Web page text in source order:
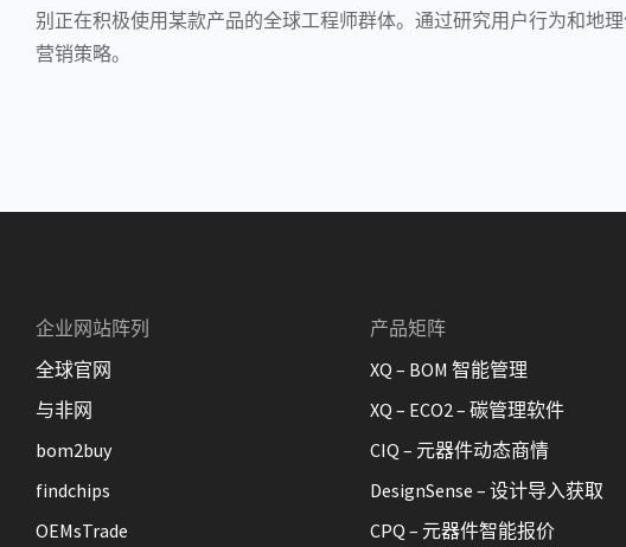
别正在积极使用某款产品的全球工程师群体。通过研究用户行为和地
营销策略。
企业网站阵列
全球官网
与非网
bom2buy
findchips
OEMsTrade
产品矩阵
XQ – BOM 智能管理
XQ – ECO2 – 碳管理软件
CIQ – 元器件动态商情
DesignSense – 设计导入获取
CPQ – 元器件智能报价